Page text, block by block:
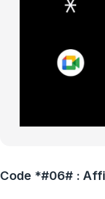
Code *#06# :